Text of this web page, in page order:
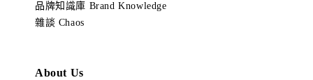
品牌知識庫 Brand Knowledge
雜談 Chaos
About Us